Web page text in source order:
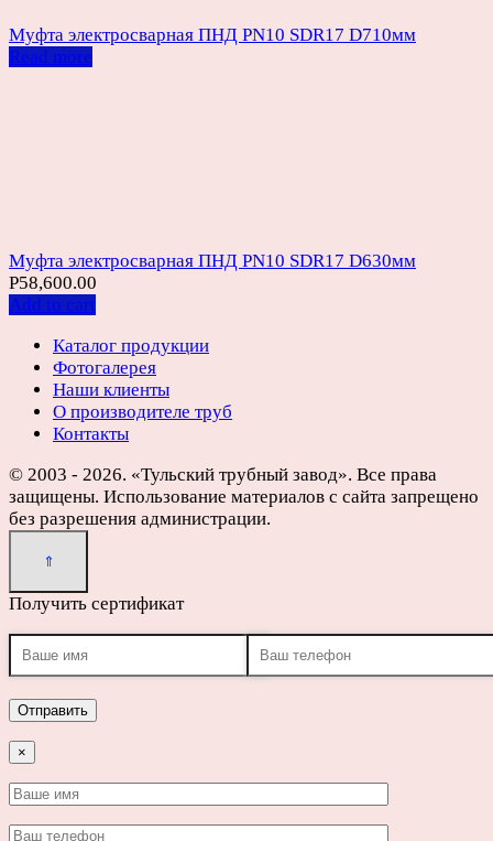
Муфта электросварная ПНД PN10 SDR17 D710мм
Read more
Муфта электросварная ПНД PN10 SDR17 D630мм
Р58,600.00
Add to cart
Каталог продукции
Фотогалерея
Наши клиенты
О производителе труб
Контакты
© 2003 - 2026. «Тульский трубный завод». Все права
защищены. Использование материалов с сайта запрещено
без разрешения администрации.
Получить сертификат
×